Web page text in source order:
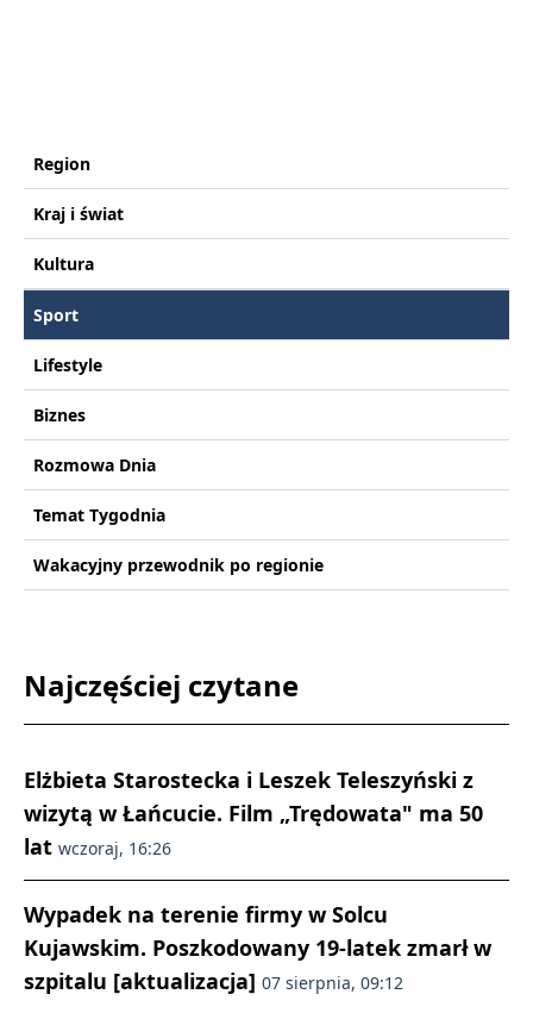
Region
Kraj i świat
Kultura
Sport
Lifestyle
Biznes
Rozmowa Dnia
Temat Tygodnia
Wakacyjny przewodnik po regionie
Najczęściej czytane
Elżbieta Starostecka i Leszek Teleszyński z
wizytą w Łańcucie. Film „Trędowata" ma 50
lat wczoraj, 16:26
Wypadek na terenie firmy w Solcu
Kujawskim. Poszkodowany 19-latek zmarł w
szpitalu [aktualizacja] 07 sierpnia, 09:12